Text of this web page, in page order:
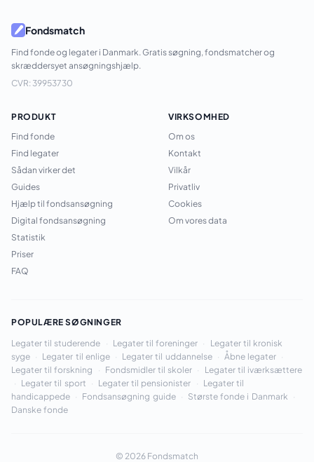
Fondsmatch
Find fonde og legater i Danmark. Gratis søgning, fondsmatcher og
skræddersyet ansøgningshjælp.
CVR: 39953730
PRODUKT
Find fonde
Find legater
Sådan virker det
Guides
Hjælp til fondsansøgning
Digital fondsansøgning
Statistik
Priser
FAQ
VIRKSOMHED
Om os
Kontakt
Vilkår
Privatliv
Cookies
Om vores data
POPULÆRE SØGNINGER
Legater til studerende · Legater til foreninger ·
Legater til kronisk
syge · Legater til enlige · Legater til uddannelse · Åbne legater ·
Legater til forskning
· Fondsmidler til skoler ·
Legater til iværksættere
· Legater til sport · Legater til pensionister · Legater til
handicappede · Fondsansøgning guide · Største fonde i Danmark ·
Danske fonde
© 2026 Fondsmatch